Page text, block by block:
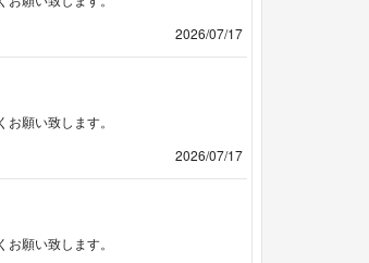
2026/07/17
願い致します。
2026/07/17
願い致します。